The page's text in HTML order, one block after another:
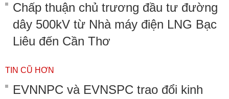
Chấp thuận chủ trương đầu tư đường
dây 500kV từ Nhà máy điện LNG Bạc
Liêu đến Cần Thơ
TIN CŨ HƠN
EVNNPC và EVNSPC trao đổi kinh